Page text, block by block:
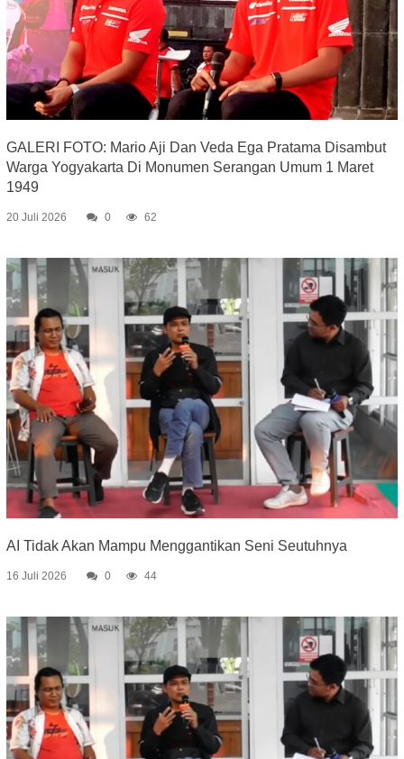
GALERI FOTO: Mario Aji Dan Veda Ega Pratama Disambut
Warga Yogyakarta Di Monumen Serangan Umum 1 Maret
1949
20 Juli 2026 0 62
AI Tidak Akan Mampu Menggantikan Seni Seutuhnya
16 Juli 2026 0 44